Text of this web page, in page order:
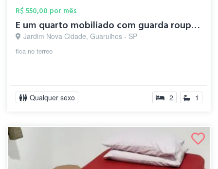
R$ 550,00 por mês
E um quarto mobiliado com guarda roupa e...
Jardim Nova Cidade, Guarulhos - SP
fica no terreo
Qualquer sexo 2 1